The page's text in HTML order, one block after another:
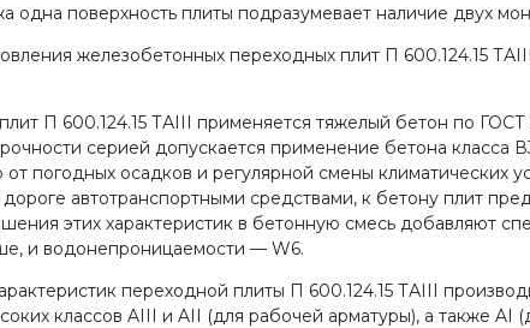
одна поверхность плиты подразумевает наличие двух
железобетонных переходных плит П 600.124.15
П 600.124.15 ТАIII применяется тяжелый бетон по
серией допускается применение бетона
погодных осадков и регулярной смены климатических
автотранспортными средствами, к бетону плит
этих характеристик в бетонную смесь добавляют
и водонепроницаемости — W6.
переходной плиты П 600.124.15 ТАIII
классов AIII и AII (для рабочей арматуры), а также